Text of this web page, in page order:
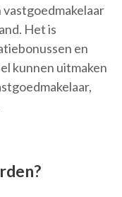
vastgoedmakelaar
Het is
en
kunnen uitmaken